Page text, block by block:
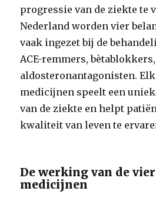
progressie van de ziekte te
Nederland worden vier
vaak ingezet bij de
ACE-remmers,
aldosteronantagonisten. Elk
medicijnen speelt een
van de ziekte en helpt
kwaliteit van leven te
De werking van de
medicijnen